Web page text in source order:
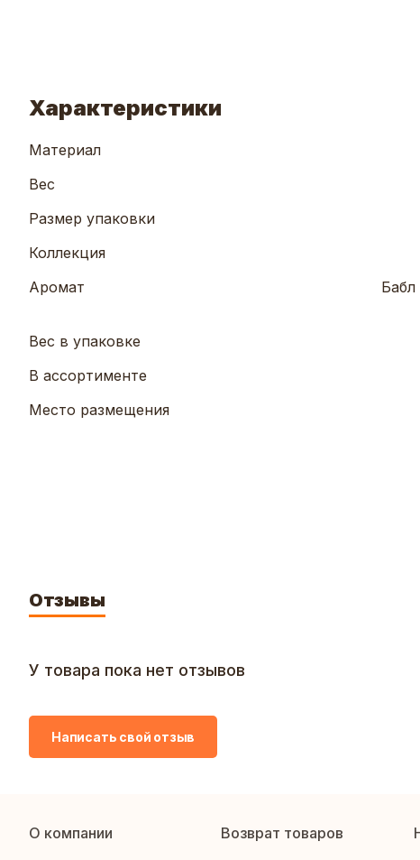
Характеристики
Материал
Вес
Размер упаковки
Коллекция
Аромат
Бабл
Вес в упаковке
В ассортименте
Место размещения
Отзывы
У товара пока нет отзывов
Написать свой отзыв
О компании Возврат товаров